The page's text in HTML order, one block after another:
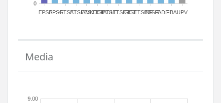
EPSAEPSGETSAETSIAMN
ETSICCP
ETSIADI
ETSIEETSIGCT
ETSIIETSINFETSITFADEFBAUPV
0
Media
9.00